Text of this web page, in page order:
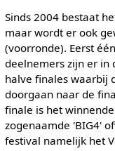
Sinds 2004 bestaat
maar wordt er ook
(voorronde). Eerst
deelnemers zijn er in
halve finales waarbij
doorgaan naar de
finale is het
zogenaamde 'BIG4'
festival namelijk het